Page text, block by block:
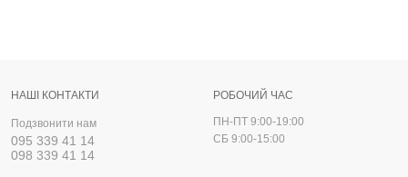
НАШІ КОНТАКТИ
Подзвонити нам
095 339 41 14
098 339 41 14
РОБОЧИЙ ЧАС
ПН-ПТ 9:00-19:00
СБ 9:00-15:00